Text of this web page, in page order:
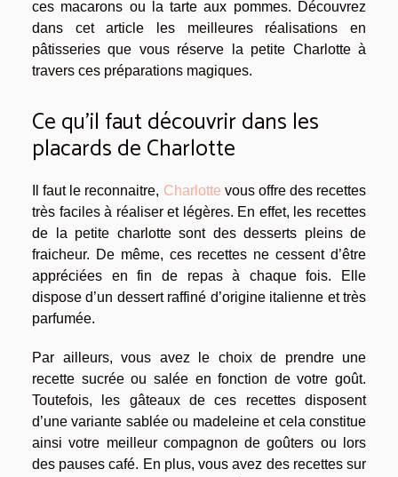
ces macarons ou la tarte aux pommes. Découvrez
dans cet article les meilleures réalisations en
pâtisseries que vous réserve la petite Charlotte à
travers ces préparations magiques.
Ce qu’il faut découvrir dans les
placards de Charlotte
Il faut le reconnaitre, Charlotte vous offre des recettes
très faciles à réaliser et légères. En effet, les recettes
de la petite charlotte sont des desserts pleins de
fraicheur. De même, ces recettes ne cessent d’être
appréciées en fin de repas à chaque fois. Elle
dispose d’un dessert raffiné d’origine italienne et très
parfumée.
Par ailleurs, vous avez le choix de prendre une
recette sucrée ou salée en fonction de votre goût.
Toutefois, les gâteaux de ces recettes disposent
d’une variante sablée ou madeleine et cela constitue
ainsi votre meilleur compagnon de goûters ou lors
des pauses café. En plus, vous avez des recettes sur